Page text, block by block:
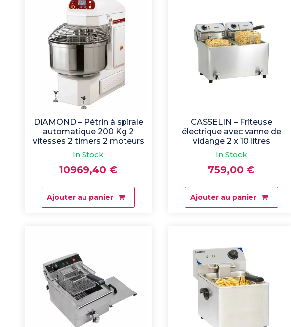
DIAMOND – Pétrin à spirale
automatique 200 Kg 2
vitesses 2 timers 2 moteurs
In Stock
10969,40 €
Ajouter au panier
CASSELIN – Friteuse
électrique avec vanne de
vidange 2 x 10 litres
In Stock
759,00 €
Ajouter au panier